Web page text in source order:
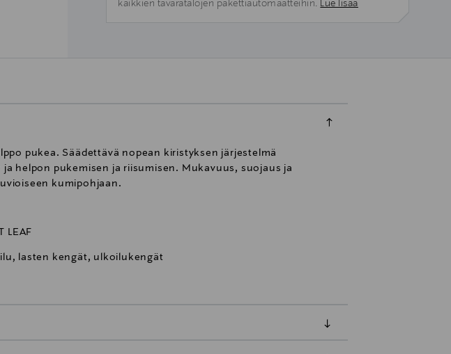
kaikkien tavaratalojen pakettiautomaatteihin. Lue lisää
pukea. Säädettävä nopean kiristyksen järjestelmä
helpon pukemisen ja riisumisen. Mukavuus, suojaus ja
kumipohjaan.
LEAF
lasten kengät, ulkoilukengät